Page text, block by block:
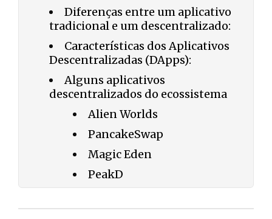
Diferenças entre um aplicativo
tradicional e um descentralizado:
Características dos Aplicativos
Descentralizadas (DApps):
Alguns aplicativos
descentralizados do ecossistema
Alien Worlds
PancakeSwap
Magic Eden
PeakD